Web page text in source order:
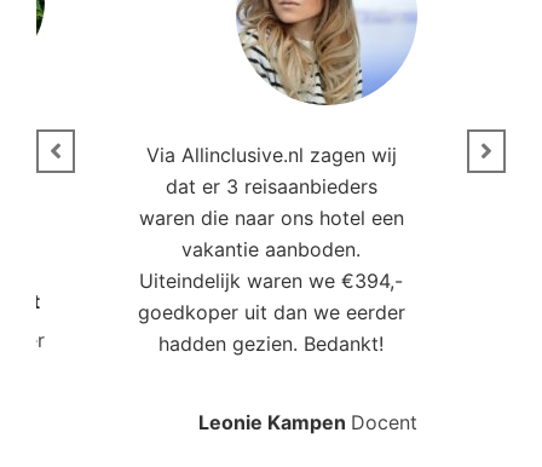
Via Allinclusive.nl zagen wij
dat er 3 reisaanbieders
waren die naar ons hotel een
vakantie aanboden.
Uiteindelijk waren we €394,-
goedkoper uit dan we eerder
hadden gezien. Bedankt!
Leonie Kampen Docent